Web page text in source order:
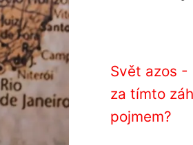
Svět azos -
za tímto
pojmem?